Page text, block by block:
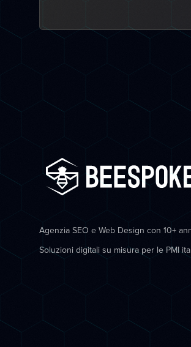
Agenzia SEO e Web Design con 10+
Soluzioni digitali su misura per le PMI